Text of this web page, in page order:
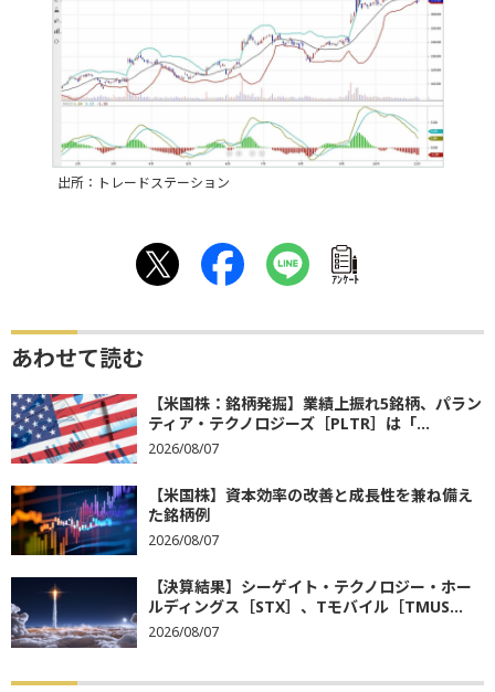
出所：トレードステーション
ｱﾝｹｰﾄ
あわせて読む
【米国株：銘柄発掘】業績上振れ5銘柄、パラン
ティア・テクノロジーズ［PLTR］は「...
2026/08/07
【米国株】資本効率の改善と成長性を兼ね備え
た銘柄例
2026/08/07
【決算結果】シーゲイト・テクノロジー・ホー
ルディングス［STX］、Tモバイル［TMUS...
2026/08/07